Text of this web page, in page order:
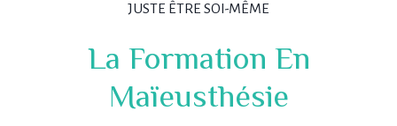
JUSTE ÊTRE SOI-MÊME
La Formation En
Maïeusthésie